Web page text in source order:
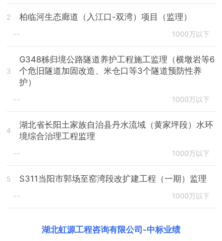
2 柏临河生态廊道（入江口-双湾）项目（监理）
-- 1000万以下
3
G348秭归境公路隧道养护工程施工监理（横墩岩等6
个危旧隧道加固改造、米仓口等3个隧道预防性养
护）
-- 1000万以下
4
湖北省长阳土家族自治县丹水流域（黄家坪段）水环
境综合治理工程监理
-- 1000万以下
5 S311当阳市郭场至窑湾段改扩建工程（一期）监理
-- 1000万以下
湖北虹源工程咨询有限公司 -中标业绩